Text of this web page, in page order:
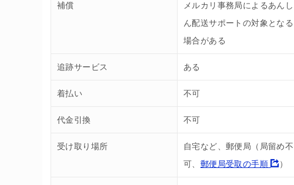
補償
メルカリ事務局によるあんし
ん配送サポートの対象となる
場合がある
追跡サービス ある
着払い 不可
代金引換 不可
受け取り場所
自宅など、郵便局（局留め不
可、 郵便局受取の手順 ）